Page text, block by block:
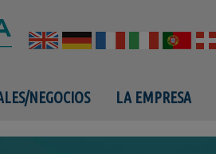
NEGOCIOS LA EMPRESA